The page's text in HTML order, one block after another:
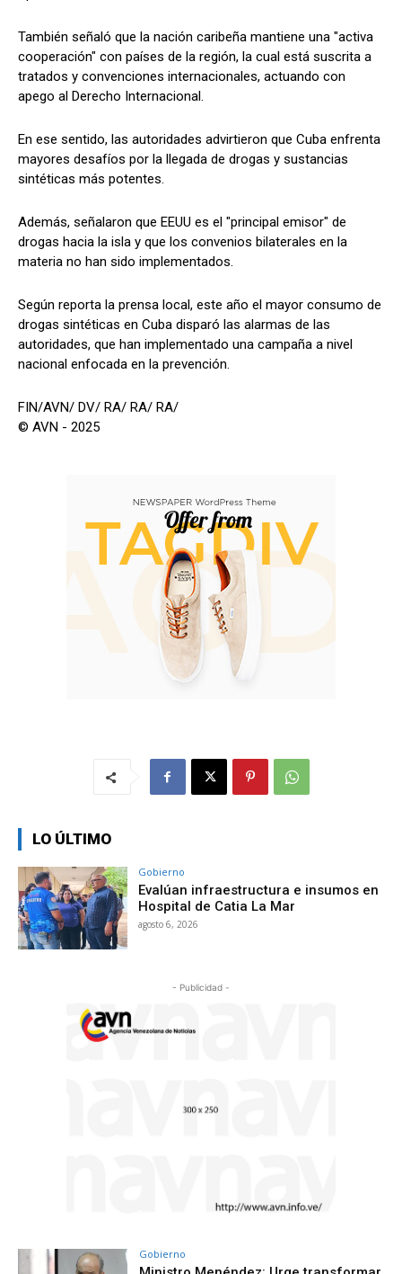
También señaló que la nación caribeña mantiene una "activa
cooperación" con países de la región, la cual está suscrita a
tratados y convenciones internacionales, actuando con
apego al Derecho Internacional.
En ese sentido, las autoridades advirtieron que Cuba enfrenta
mayores desafíos por la llegada de drogas y sustancias
sintéticas más potentes.
Además, señalaron que EEUU es el "principal emisor" de
drogas hacia la isla y que los convenios bilaterales en la
materia no han sido implementados.
Según reporta la prensa local, este año el mayor consumo de
drogas sintéticas en Cuba disparó las alarmas de las
autoridades, que han implementado una campaña a nivel
nacional enfocada en la prevención.
FIN/AVN/ DV/ RA/ RA/ RA/
© AVN - 2025
LO ÚLTIMO
Gobierno
Evalúan infraestructura e insumos en
Hospital de Catia La Mar
agosto 6, 2026
- Publicidad -
Gobierno